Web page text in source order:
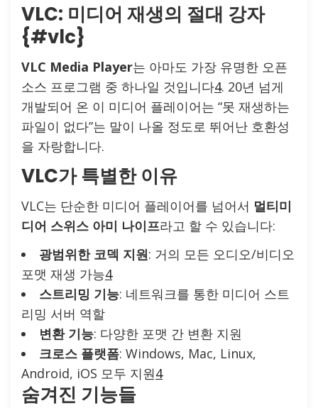
VLC: 미디어 재생의 절대 강자
{#vlc}
VLC Media Player는 아마도 가장 유명한 오픈
소스 프로그램 중 하나일 것입니다4. 20년 넘게
개발되어 온 이 미디어 플레이어는 “못 재생하는
파일이 없다”는 말이 나올 정도로 뛰어난 호환성
을 자랑합니다.
VLC가 특별한 이유
VLC는 단순한 미디어 플레이어를 넘어서 멀티미
디어 스위스 아미 나이프라고 할 수 있습니다:
광범위한 코덱 지원: 거의 모든 오디오/비디오
포맷 재생 가능4
스트리밍 기능: 네트워크를 통한 미디어 스트
리밍 서버 역할
변환 기능: 다양한 포맷 간 변환 지원
크로스 플랫폼: Windows, Mac, Linux,
Android, iOS 모두 지원4
숨겨진 기능들